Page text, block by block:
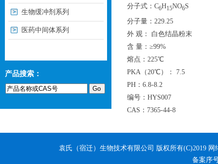
生物缓冲剂系列
医药中间体系列
产品搜索：
分子式：C6H15NO6S
分子量：229.25
外 观： 白色结晶粉末
含 量：≥99%
熔点：225℃
PKA（20℃）： 7.5
PH：6.8-8.2
编号：HYS007
CAS：7365-44-8
袁氏（宿迁）生物技术有限公司 版权所有(C)2019
备案序